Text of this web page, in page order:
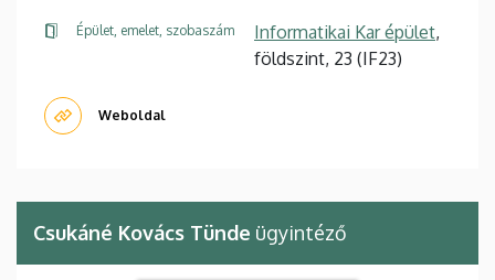
Épület, emelet, szobaszám Informatikai Kar épület,
földszint, 23 (IF23)
Weboldal
Csukáné Kovács Tünde ügyintéző